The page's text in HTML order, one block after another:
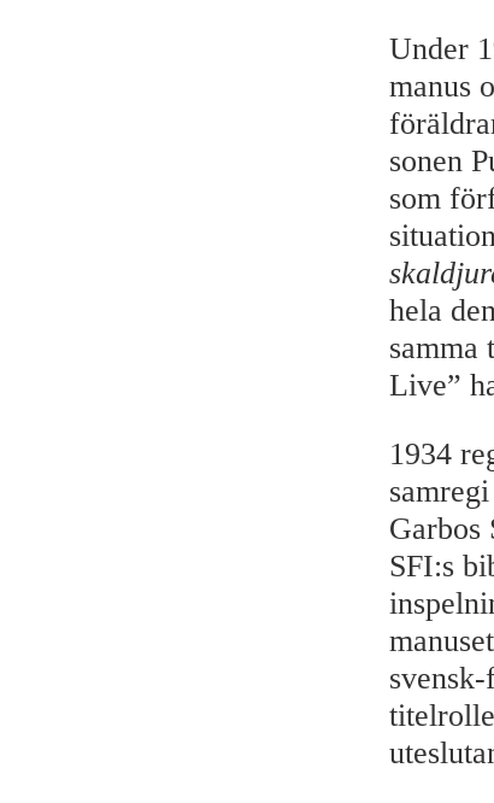
Under
manus
sonen
som
hela
samma
Live”
1934
Garbos
SFI:s